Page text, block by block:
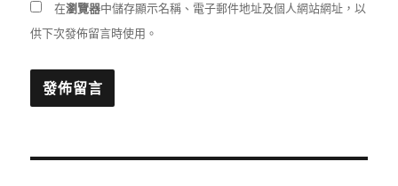
在瀏覽器中儲存顯示名稱、電子郵件地址及個人網站網址，以
供下次發佈留言時使用。